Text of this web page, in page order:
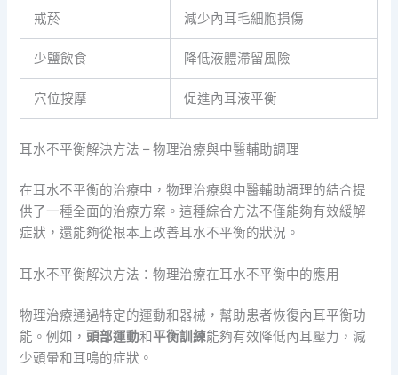
戒菸 減少內耳毛細胞損傷
少鹽飲食 降低液體滯留風險
穴位按摩 促進內耳液平衡
耳水不平衡解決方法 – 物理治療與中醫輔助調理
在耳水不平衡的治療中，物理治療與中醫輔助調理的結合提
供了一種全面的治療方案。這種綜合方法不僅能夠有效緩解
症狀，還能夠從根本上改善耳水不平衡的狀況。
耳水不平衡解決方法：物理治療在耳水不平衡中的應用
物理治療通過特定的運動和器械，幫助患者恢復內耳平衡功
能。例如，頭部運動和平衡訓練能夠有效降低內耳壓力，減
少頭暈和耳鳴的症狀。